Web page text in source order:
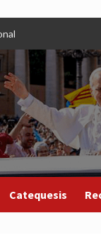
Catequesis